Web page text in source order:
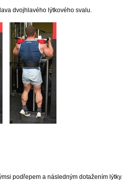
dvojhlavého lýtkového svalu.
podřepem a následným dotažením lýtky.